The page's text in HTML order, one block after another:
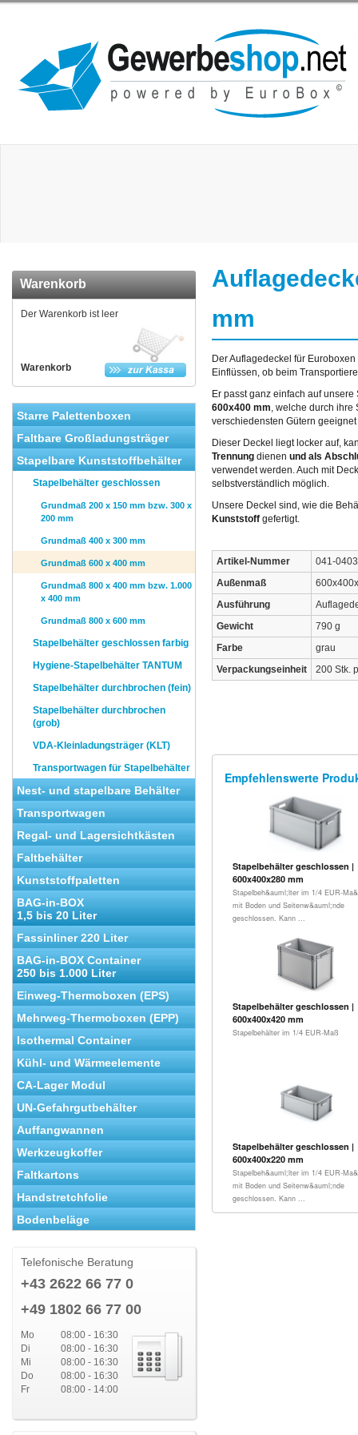
Warenkorb
Warenkorb
Der Warenkorb ist leer
Starre Palettenboxen
Faltbare Großladungsträger
Stapelbare Kunststoffbehälter
Stapelbehälter geschlossen
Grundmaß 200 x 150 mm bzw. 300 x
200 mm
Grundmaß 400 x 300 mm
Grundmaß 600 x 400 mm
Grundmaß 800 x 400 mm bzw. 1.000
x 400 mm
Grundmaß 800 x 600 mm
Stapelbehälter geschlossen farbig
Hygiene-Stapelbehälter TANTUM
Stapelbehälter durchbrochen (fein)
Stapelbehälter durchbrochen
(grob)
VDA-Kleinladungsträger (KLT)
Transportwagen für Stapelbehälter
Nest- und stapelbare Behälter
Transportwagen
Regal- und Lagersichtkästen
Faltbehälter
Kunststoffpaletten
BAG-in-BOX
1,5 bis 20 Liter
Fassinliner 220 Liter
BAG-in-BOX Container
250 bis 1.000 Liter
Einweg-Thermoboxen (EPS)
Mehrweg-Thermoboxen (EPP)
Isothermal Container
Kühl- und Wärmeelemente
CA-Lager Modul
UN-Gefahrgutbehälter
Auffangwannen
Werkzeugkoffer
Faltkartons
Handstretchfolie
Bodenbeläge
Telefonische Beratung
+43 2622 66 77 0
+49 1802 66 77 00
Mo
08:00 - 16:30
Di
08:00 - 16:30
Mi
08:00 - 16:30
Do
08:00 - 16:30
Fr
08:00 - 14:00
mm
Der Auflagedeckel für
Einflüssen, ob beim
Er passt ganz einfach auf
600x400 mm, welche durch ihre
verschiedensten Gütern
Dieser Deckel liegt locker auf,
Trennung dienen und als
verwendet werden. Auch mit
selbstverständlich möglich.
Unsere Deckel sind, wie die
Kunststoff gefertigt.
Artikel-Nummer
041-
Außenmaß
Ausführung
Gewicht
790 g
Farbe
grau
Verpackungseinheit
200 Stk.
Empfehlenswerte
Stapelbehälter geschlossen |
600x400x280 mm
Stapelbeh&auml;lter im 1/4 EUR-
mit Boden und Seitenw&auml;nde
geschlossen. Kann ...
Stapelbehälter geschlossen |
600x400x420 mm
Stapelbehälter im 1/4 EUR-Maß
Stapelbehälter geschlossen |
600x400x220 mm
Stapelbeh&auml;lter im 1/4 EUR-
mit Boden und Seitenw&auml;nde
geschlossen. Kann ...